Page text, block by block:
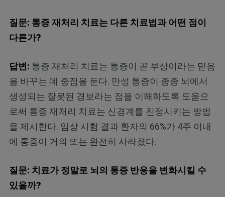
질문: 통증 재처리 치료는 다른 치료법과 어떤 점이
다른가?
답변: 통증 재처리 치료는 통증이 곧 부상이라는 믿음
을 바꾸는 데 중점을 둔다. 만성 통증이 종종 뇌에서
생성되는 잘못된 경보라는 점을 이해하도록 도움으
로써 통증 재처리 치료는 신경계를 진정시키는 방법
을 제시한다. 임상 시험 결과 환자의 66%가 4주 이내
에 통증이 거의 또는 완전히 사라졌다.
질문: 치료가 정말로 뇌의 통증 반응을 변화시킬 수
있을까?